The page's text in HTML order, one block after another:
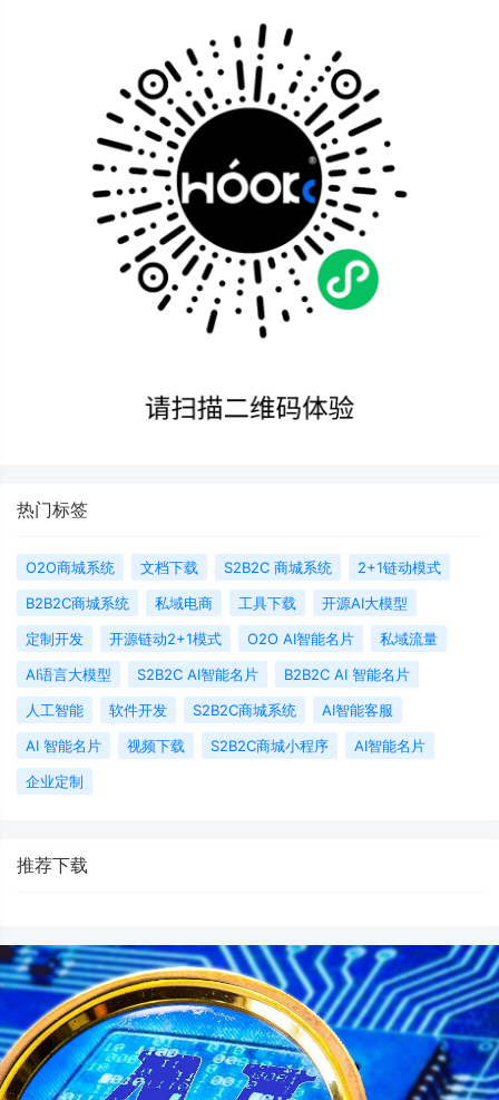
热门标签
O2O商城系统 文档下载 S2B2C 商城系统
2+1链动模式
B2B2C商城系统
私域电商 工具下载
开源AI大模型
定制开发
开源链动2+1模式 O2O AI智能名片
私域流量
AI语言大模型
S2B2C AI智能名片
B2B2C AI 智能名片
人工智能
软件开发 S2B2C商城系统
AI智能客服
AI 智能名片
视频下载 S2B2C商城小程序
AI智能名片
企业定制
推荐下载